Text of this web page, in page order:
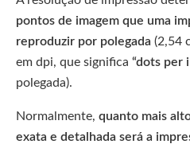
pontos de imagem que uma
reproduzir por polegada (2,54
em dpi, que significa “dots per
polegada).
Normalmente, quanto mais
exata e detalhada será a